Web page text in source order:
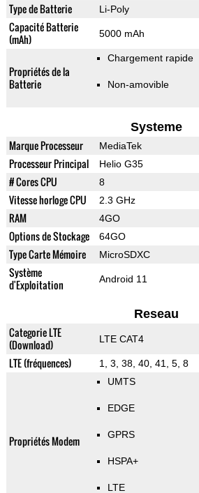
Type de Batterie Li-Poly
Capacité Batterie
(mAh)
5000 mAh
Propriétés de la
Batterie
Chargement rapide
Non-amovible
Systeme
Marque Processeur MediaTek
Processeur Principal Helio G35
# Cores CPU 8
Vitesse horloge CPU 2.3 GHz
RAM 4GO
Options de Stockage 64GO
Type Carte Mémoire MicroSDXC
Système
d'Exploitation
Android 11
Reseau
Categorie LTE
(Download)
LTE CAT4
LTE (fréquences) 1, 3, 38, 40, 41, 5, 8
Propriétés Modem
UMTS
EDGE
GPRS
HSPA+
LTE